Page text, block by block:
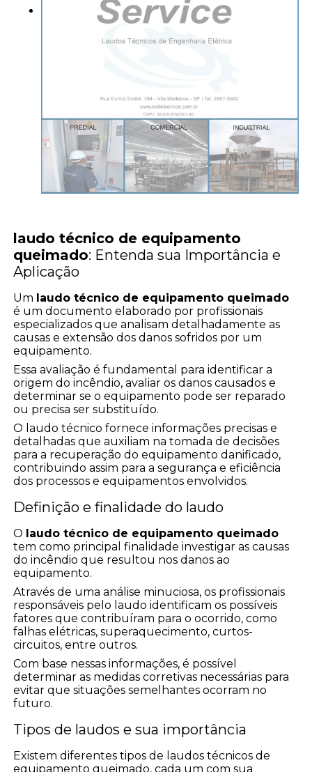
laudo técnico de equipamento
queimado: Entenda sua Importância e
Aplicação
Um laudo técnico de equipamento queimado
é um documento elaborado por profissionais
especializados que analisam detalhadamente as
causas e extensão dos danos sofridos por um
equipamento.
Essa avaliação é fundamental para identificar a
origem do incêndio, avaliar os danos causados e
determinar se o equipamento pode ser reparado
ou precisa ser substituído.
O laudo técnico fornece informações precisas e
detalhadas que auxiliam na tomada de decisões
para a recuperação do equipamento danificado,
contribuindo assim para a segurança e eficiência
dos processos e equipamentos envolvidos.
Definição e finalidade do laudo
O laudo técnico de equipamento queimado
tem como principal finalidade investigar as causas
do incêndio que resultou nos danos ao
equipamento.
Através de uma análise minuciosa, os profissionais
responsáveis pelo laudo identificam os possíveis
fatores que contribuíram para o ocorrido, como
falhas elétricas, superaquecimento, curtos-
circuitos, entre outros.
Com base nessas informações, é possível
determinar as medidas corretivas necessárias para
evitar que situações semelhantes ocorram no
futuro.
Tipos de laudos e sua importância
Existem diferentes tipos de laudos técnicos de
equipamento queimado, cada um com sua